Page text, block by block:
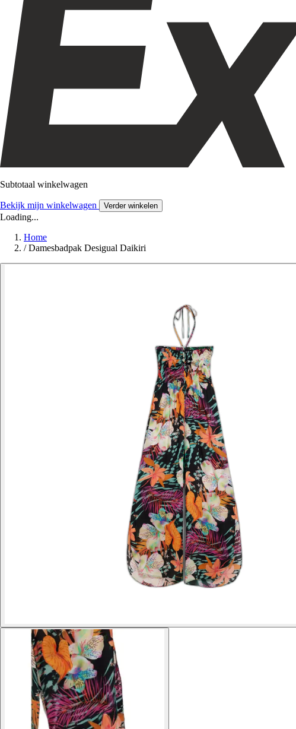
Subtotaal winkelwagen
Bekijk mijn winkelwagen Verder winkelen
Loading...
Home
/ Damesbadpak Desigual Daikiri